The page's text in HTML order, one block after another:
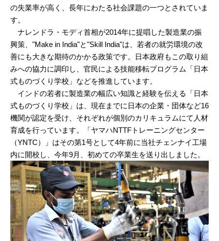
の失業率が高く、長年にわたる社会課題の一つとされていま
す。
ナレンドラ・モディ首相が2014年に提唱した製造業の振
興策、"Make in India"と"Skill India"は、若者の就労環境の改
善にも大きな期待のかかる政策です。日本政府もこの取り組
みへの協力に調印し、官民による技能移転プログラム「日本
式ものづくり学校」などを推進しています。
インドの若者に製造業の幅広い知識と経験を伝える「日本
式ものづくり学校」は、現在までに日本の企業・団体など16
機関が認定を受け、それぞれが個別のカリキュラムにて人材
育成を行っています。「ヤマハNTTFトレーニングセンター
（YNTC）」はその第1号として4年前に当社チェンナイ工場
内に開校し、今年9月、初めての卒業生を送り出しました。